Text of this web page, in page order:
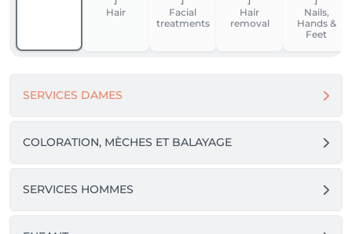
Hair
Facial
treatments
Hair
removal
Nails,
Hands &
Feet
SERVICES DAMES
COLORATION, MÈCHES ET BALAYAGE
SERVICES HOMMES